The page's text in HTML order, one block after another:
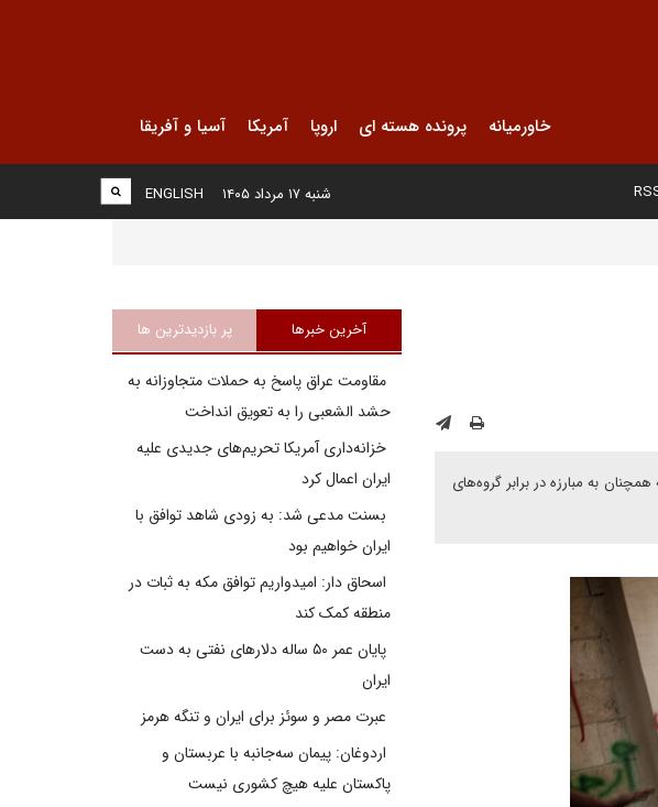
خاورمیانه پرونده هسته ای اروپا آمریکا آسیا و آفریقا
ENGLISH شنبه ۱۷ مرداد ۱۴۰۵
به مبارزه در برابر گروه‌های
آخرین خبرها پر بازدیدترین ها
مقاومت عراق پاسخ به حملات متجاوزانه به
حشد الشعبی را به تعویق انداخت
خزانه‌داری آمریکا تحریم‌های جدیدی علیه
ایران اعمال کرد
بسنت مدعی شد: به زودی شاهد توافق با
ایران خواهیم بود
اسحاق دار: امیدواریم توافق مکه به ثبات در
منطقه کمک کند
پایان عمر ۵۰ ساله دلارهای نفتی به دست
ایران
عبرت مصر و سوئز برای ایران و تنگه هرمز
اردوغان: پیمان سه‌جانبه با عربستان و
پاکستان علیه هیچ کشوری نیست